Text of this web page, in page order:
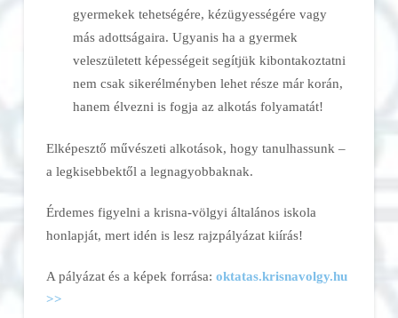
gyermekek tehetségére, kézügyességére vagy
más adottságaira. Ugyanis ha a gyermek
veleszületett képességeit segítjük kibontakoztatni
nem csak sikerélményben lehet része már korán,
hanem élvezni is fogja az alkotás folyamatát!
Elképesztő művészeti alkotások, hogy tanulhassunk –
a legkisebbektől a legnagyobbaknak.
Érdemes figyelni a krisna-völgyi általános iskola
honlapját, mert idén is lesz rajzpályázat kiírás!
A pályázat és a képek forrása: oktatas.krisnavolgy.hu
>>